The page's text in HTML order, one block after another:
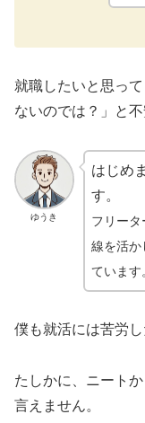
就職したいと思っ
ないのでは？」と
ゆうき
はじめ
す。
フリー
線を活か
ています
僕も就活には苦労
たしかに、ニート
言えません。